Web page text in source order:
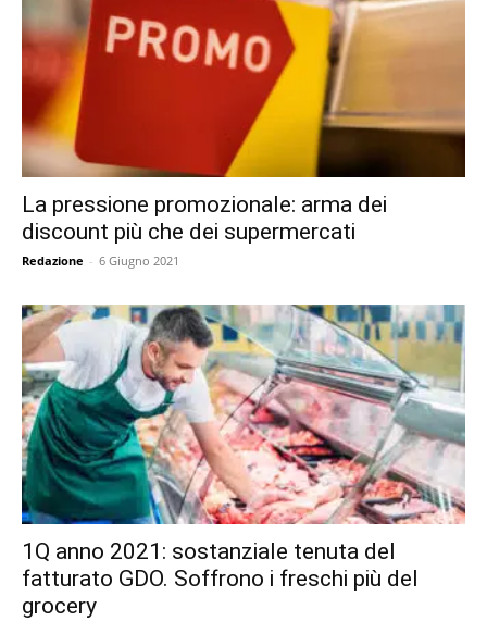
La pressione promozionale: arma dei
discount più che dei supermercati
Redazione - 6 Giugno 2021
1Q anno 2021: sostanziale tenuta del
fatturato GDO. Soffrono i freschi più del
grocery